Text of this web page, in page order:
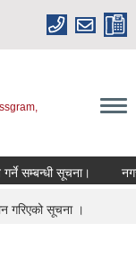
सूचना। नगर
गरिएको सूचना ।